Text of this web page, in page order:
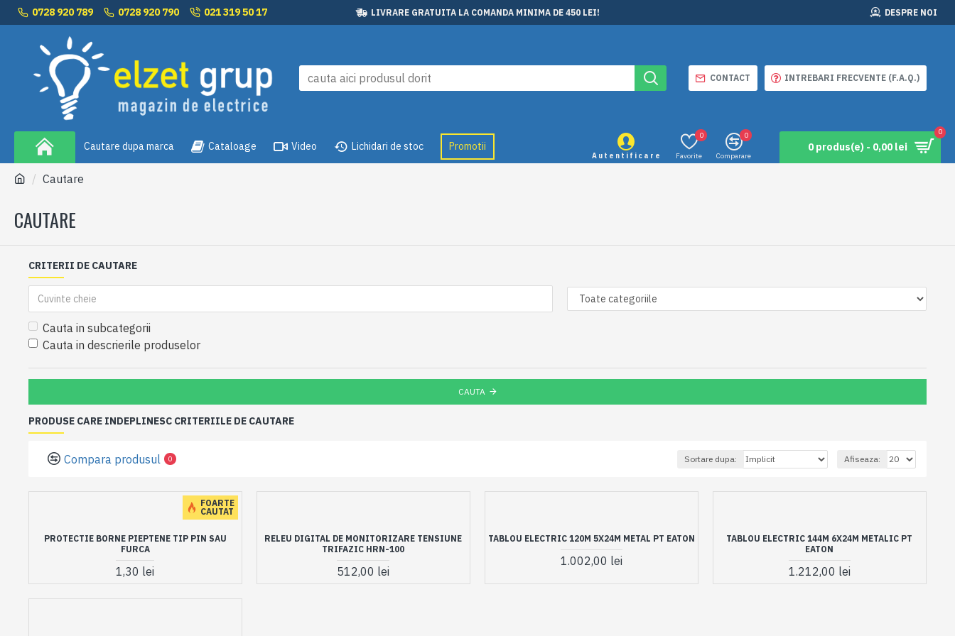
0728 920 789 0728 920 790 021 319 50 17 LIVRARE GRATUITA LA COMANDA MINIMA DE 450 LEI! DESPRE NOI
CONTACT INTREBARI FRECVENTE (F.A.Q.)
Cautare dupa marca Cataloage Video Lichidari de stoc Promotii
Autentificare Favorite
0
Comparare
0
0 produs(e) - 0,00 lei
0
Cautare
CAUTARE
CRITERII DE CAUTARE
Cauta in subcategorii
Cauta in descrierile produselor
CAUTA
PRODUSE CARE INDEPLINESC CRITERIILE DE CAUTARE
Compara produsul 0 Sortare dupa: Afiseaza:
FOARTE
CAUTAT
PROTECTIE BORNE PIEPTENE TIP PIN SAU
FURCA
1,30 lei
RELEU DIGITAL DE MONITORIZARE TENSIUNE
TRIFAZIC HRN-100
512,00 lei
TABLOU ELECTRIC 120M 5X24M METAL PT EATON
1.002,00 lei
TABLOU ELECTRIC 144M 6X24M METALIC PT
EATON
1.212,00 lei